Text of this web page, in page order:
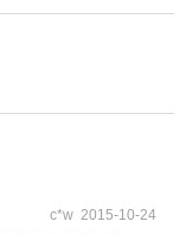
c*w 2015-10-24